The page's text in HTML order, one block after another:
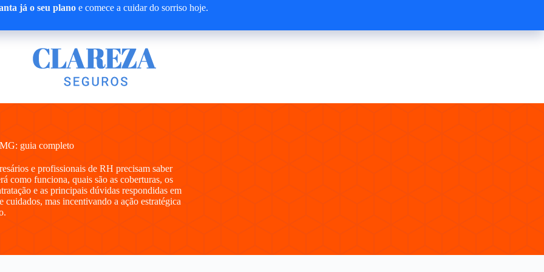
já o seu planoe comece a cuidar do sorriso hoje.
guia completo
e profissionais de RH precisam saber
como funciona, quais são as coberturas, os
e as principais dúvidas respondidas em
mas incentivando a ação estratégica